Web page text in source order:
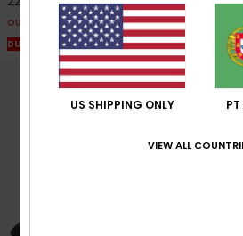
OUTLET
DUPLA PROMO 25% EXTRA
US SHIPPING ONLY
VIEW ALL